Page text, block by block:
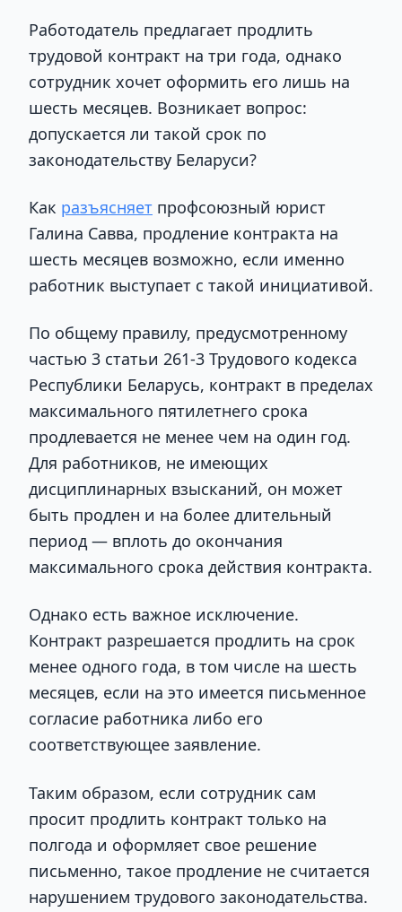
Работодатель предлагает продлить
трудовой контракт на три года, однако
сотрудник хочет оформить его лишь на
шесть месяцев. Возникает вопрос:
допускается ли такой срок по
законодательству Беларуси?
Как разъясняет профсоюзный юрист
Галина Савва, продление контракта на
шесть месяцев возможно, если именно
работник выступает с такой инициативой.
По общему правилу, предусмотренному
частью 3 статьи 261-3 Трудового кодекса
Республики Беларусь, контракт в пределах
максимального пятилетнего срока
продлевается не менее чем на один год.
Для работников, не имеющих
дисциплинарных взысканий, он может
быть продлен и на более длительный
период — вплоть до окончания
максимального срока действия контракта.
Однако есть важное исключение.
Контракт разрешается продлить на срок
менее одного года, в том числе на шесть
месяцев, если на это имеется письменное
согласие работника либо его
соответствующее заявление.
Таким образом, если сотрудник сам
просит продлить контракт только на
полгода и оформляет свое решение
письменно, такое продление не считается
нарушением трудового законодательства.